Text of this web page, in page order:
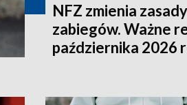
NFZ zmienia
zabiegów. Ważne
października 2026